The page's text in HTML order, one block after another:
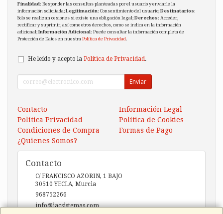
Finalidad: Responder las consultas planteadas por el usuario y enviarle la
información solicitada;Legitimación: Consentimiento del usuario;Destinatarios:
Solo se realizan cesiones si existe una obligación legal;Derechos: Acceder,
rectificar y suprimir, así como otros derechos, como se indica en la información
adicional;Información Adicional: Puede consultar la información completa de
Protección de Datos en nuestra Política de Privacidad.
He leído y acepto la Política de Privacidad .
Enviar
Contacto
Información Legal
Política Privacidad
Política de Cookies
Condiciones de Compra
Formas de Pago
¿Quienes Somos?
Contacto
C/ FRANCISCO AZORIN, 1 BAJO
30510 YECLA, Murcia
968752266
info@iacsistemas.com